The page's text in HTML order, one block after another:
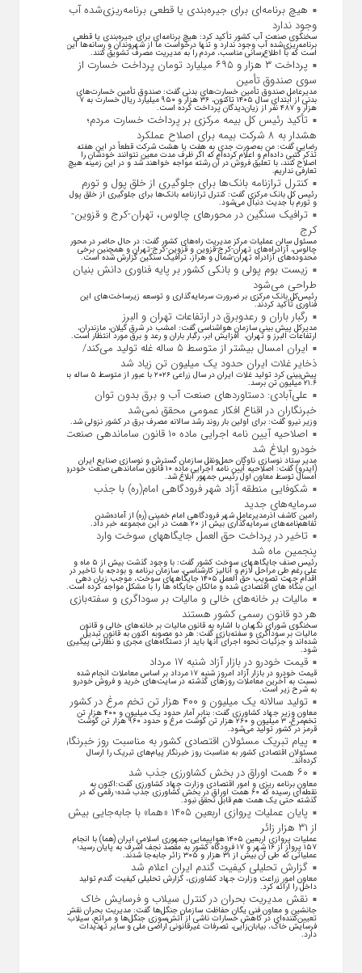
هیچ برنامه‌ای برای جیره‌بندی یا قطعی برنامه‌ریزی‌شده آب
وجود ندارد
سخنگوی صنعت آب کشور تأکید کرد: هیچ برنامه‌ای برای جیره‌بندی یا قطعی
برنامه‌ریزی‌شده آب وجود ندارد و تنها درخواست ما از شهروندان و رسانه‌ها این
است که با اطلاع‌رسانی مناسب، مردم را به مدیریت مصرف تشویق کنند.
پرداخت ۳ هزار و ۶۹۵ میلیارد تومان پرداخت خسارت از
سوی صندوق تأمین
مدیرعامل صندوق تأمین خسارت‌های بدنی گفت: صندوق تأمین خسارت‌های
بدنی از ابتدای سال ۱۴۰۵ تاکنون، ۳۶ هزار و ۹۵۰ میلیارد ریال خسارت به ۷
هزار و ۴۸۷ نفر از زیان‌دیدگان پرداخت کرده است.
تأکید رئیس کل بیمه مرکزی بر پرداخت خسارت مردم؛
هشدار به ۸ شرکت‌ بیمه برای اصلاح عملکرد
رضایی گفت: من به‌صورت جدی به هفت یا هشت شرکت قطعاً در این هفته
تذکر کتبی داده‌ام و اعلام کرده‌ام که اگر ظرف مدت معین نتوانند خودشان را
اصلاح کنند، با تعلیق فروش در آن رشته مواجه خواهند شد و در این زمینه هیچ
تعارفی نداریم.
کنترل ترازنامه بانک‌ها برای جلوگیری از خلق پول و تورم
رئیس کل بانک مرکزی گفت: کنترل ترازنامه بانک‌ها برای جلوگیری از خلق پول
و تورم با جدیت دنبال می‌شود.
ترافیک سنگین در محورهای چالوس، تهران-کرج و قزوین-
کرج
مسئول سالن عملیات مرکز مدیریت راه‌های کشور گفت: در حال حاضر در محور
چالوس، آزادراه‌های تهران-کرج-قزوین و قزوین-کرج-تهران و همچنین برخی
محدوده‌های آزادراه تهران-شمال و هراز، ترافیک سنگین گزارش شده است.
زیست بوم پولی و بانکی کشور بر پایه فناوری دانش بنیان
طراحی می‌شود
رئیس‌کل بانک مرکزی بر ضرورت سرمایه‌گذاری و توسعه زیرساخت‌های این
فناوری تأکید کردند.
رگبار باران و رعدوبرق در ارتفاعات تهران و البرز
مدیرکل پیش بینی سازمان هواشناسی گفت: امشب در شرق گیلان، مازندران،
ارتفاعات البرز و تهران، افزایش ابر، رگبار باران و رعد و برق مورد انتظار است.
ایران امسال بیشتر از متوسط ۵ ساله غله تولید می‌کند/
ذخایر غلات ایران حدود یک میلیون تن زیاد شد
پیش‌بینی کرد تولید غلات ایران در سال زراعی ۲۰۲۶ با عبور از متوسط ۵ ساله به
۲۱.۶ میلیون تن برسد.
علی‌آبادی: دستاورد‌های صنعت آب و برق بدون توان
خبرنگاران در اقناع افکار عمومی محقق نمی‌شد
وزیر نیرو گفت: برای اولین بار روند رشد سالانه مصرف برق در کشور نزولی شد.
اصلاحیه آیین نامه اجرایی ماده ۱۰ قانون ساماندهی صنعت
خودرو ابلاغ شد
مدیر ستاد نوسازی ناوگان حمل‌ونقل سازمان گسترش و نوسازی صنایع ایران
(ایدرو) گفت: اصلاحیه آیین نامه اجرایی ماده ۱۰ قانون ساماندهی صنعت خودرو
امسال توسط معاون اول رئیس جمهور ابلاغ شد.
شکوفایی منطقه آزاد شهر فرودگاهی امام(ره) با جذب
سرمایه‌های جدید
رامین کاشف اذرمدیرعامل شهر فرودگاهی امام خمینی (ره) از آماده‌شدن
تفاهم‌نامه‌های سرمایه‌گذاری بیش از ۲۰ همت در این مجموعه خبر داد.
تاخیر در پرداخت حق العمل جایگاههای سوخت وارد
پنجمین ماه شد
رئیس صنف جایگاههای سوخت کشور گفت: با وجود گذشت بیش از ۵ ماه و
علی رغم طی مراحل لازم و آنالیز کارشناسی، سازمان برنامه و بودجه با تاخیر در
اقدام جهت تصویب حق العمل ۱۴۰۵ جایگاههای سوخت، موجب زیان دهی
این بنگاه های اقتصادی شده و مالکان جایگاه ها را با مشکل مواجه کرده است.
مالیات بر خانه‌های خالی و مالیات بر سوداگری و سفته‌بازی
هر دو قانون رسمی کشور هستند
سخنگوی شورای نگهبان با اشاره به قانون مالیات بر خانه‌های خالی و قانون
مالیات بر سوداگری و سفته‌بازی گفت: هر دو مصوبه اکنون به قانون تبدیل
شده‌اند و جزئیات نحوه اجرای آنها باید از دستگاه‌های مجری و نظارتی پیگیری
شود.
قیمت خودرو در بازار آزاد شنبه ۱۷ مرداد
قیمت خودرو در بازار آزاد امروز شنبه ۱۷ مرداد بر اساس معاملات انجام شده
نسبت به آخرین معاملات روز‌های گذشته در سایت‌های خرید و فروش خودرو
به شرح زیر است.
تولید سالانه یک میلیون و ۴۰۰ هزار تن تخم مرغ در کشور
معاون وزیر جهاد کشاورزی گفت: بنابر آمار حدود یک میلیون و ۴۰۰ هزار تن
تخم‌مرغ، ۳ میلیون و ۲۶۰ هزار تن گوشت مرغ و حدود ۹۶۰ هزار تن گوشت
قرمز در کشور تولید می‌شود.
پیام تبریک مسئولان اقتصادی کشور به مناسبت روز خبرنگار
مسئولان اقتصادی کشور به مناسبت روز خبرنگار پیام‌های تبریک را ارسال
کرده‌اند.
۶۰ همت اوراق در بخش کشاورزی جذب شد
معاون برنامه ریزی و امور اقتصادی وزارت جهاد کشاورزی گفت:اکنون به
نقطه‌ای رسیده که ۶۰ همت اوراق در بخش کشاورزی جذب شده؛ رقمی که در
گذشته حتی یک همت هم قابل تحقق نبود.
پایان عملیات پروازی اربعین ۱۴۰۵ «هما» با جابه‌جایی بیش
از ۳۱ هزار زائر
عملیات پروازی اربعین ۱۴۰۵ هواپیمایی جمهوری اسلامی ایران (هما) با انجام
۱۵۷ پرواز از ۱۶ شهر و ۱۷ فرودگاه کشور به مقصد نجف اشرف به پایان رسید؛
عملیاتی که طی آن بیش از ۳۱ هزار و ۳۰۵ زائر جابه‌جا شدند.
گزارش تحلیلی کیفیت گندم ایران اعلام شد
معاون امور زراعت وزارت جهاد کشاورزی، گزارش تحلیلی کیفیت گندم تولید
داخل را ارائه کرد.
نقش مدیریت بحران در کنترل سیلاب و فرسایش خاک
جانشین و معاون فنی یگان حفاظت سازمان جنگل‌ها گفت: مدیریت بحران نقش
تعیین‌کننده‌ای در کاهش خسارات ناشی از آتش‌سوزی جنگل‌ها و مراتع، سیلاب،
فرسایش خاک، بیابان‌زایی، تصرفات غیرقانونی اراضی ملی و سایر تهدیدات
دارد.